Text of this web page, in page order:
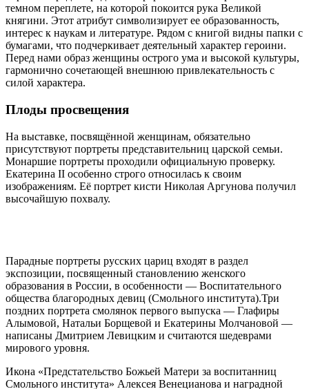
темном переплете, на которой покоится рука Великой
княгини. Этот атрибут символизирует ее образованность,
интерес к наукам и литературе. Рядом с книгой видны папки с
бумагами, что подчеркивает деятельный характер героини.
Перед нами образ женщины острого ума и высокой культуры,
гармонично сочетающей внешнюю привлекательность с
силой характера.
Плоды просвещения
На выставке, посвящённой женщинам, обязательно
присутствуют портреты представительниц царской семьи.
Монаршие портреты проходили официальную проверку.
Екатерина II особенно строго относилась к своим
изображениям. Её портрет кисти Николая Аргунова получил
высочайшую похвалу.
Парадные портреты русских цариц входят в раздел
экспозиции, посвященный становлению женского
образования в России, в особенности — Воспитательного
общества благородных девиц (Смольного института).Три
поздних портрета смолянок первого выпуска — Глафиры
Алымовой, Натальи Борщевой и Екатерины Молчановой —
написаны Дмитрием Левицким и считаются шедеврами
мирового уровня.
Икона «Предстательство Божьей Матери за воспитанниц
Смольного института» Алексея Венецианова и наградной